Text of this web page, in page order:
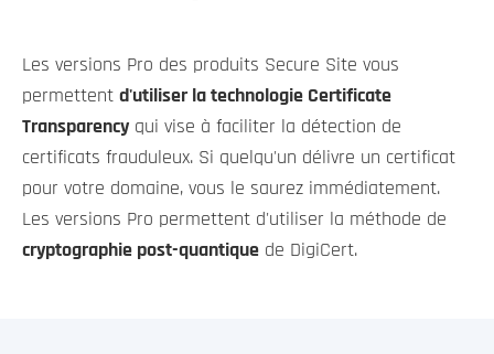
Les versions Pro des produits Secure Site vous
permettent d'utiliser la technologie Certificate
Transparency qui vise à faciliter la détection de
certificats frauduleux. Si quelqu'un délivre un certificat
pour votre domaine, vous le saurez immédiatement.
Les versions Pro permettent d'utiliser la méthode de
cryptographie post-quantique de DigiCert.